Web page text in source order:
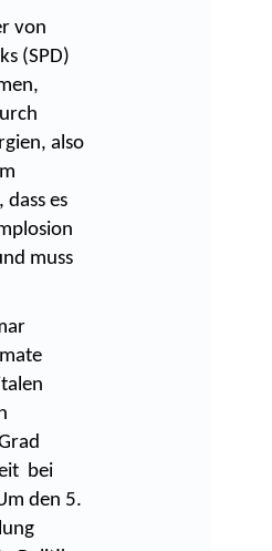
von
(SPD)
also
es
muss
bei
den 5.